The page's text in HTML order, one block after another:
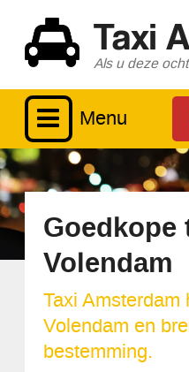
Taxi
Als u deze
Menu
Goedkope
Volendam
Taxi Amsterdam
Volendam en
bestemming.